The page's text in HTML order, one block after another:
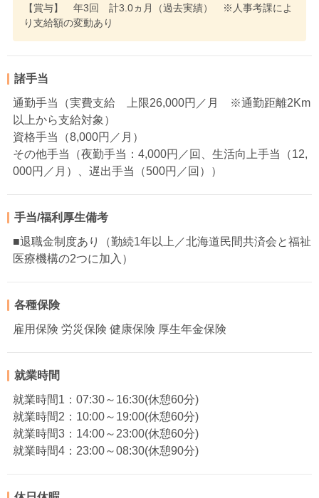
【賞与】 年3回 計3.0ヵ月（過去実績） ※人事考課によ
り支給額の変動あり
諸手当
通勤手当（実費支給 上限26,000円／月 ※通勤距離2Km
以上から支給対象）
資格手当（8,000円／月）
その他手当（夜勤手当：4,000円／回、生活向上手当（12,
000円／月）、遅出手当（500円／回））
手当/福利厚生備考
■退職金制度あり（勤続1年以上／北海道民間共済会と福祉
医療機構の2つに加入）
各種保険
雇用保険 労災保険 健康保険 厚生年金保険
就業時間
就業時間1：07:30～16:30(休憩60分)
就業時間2：10:00～19:00(休憩60分)
就業時間3：14:00～23:00(休憩60分)
就業時間4：23:00～08:30(休憩90分)